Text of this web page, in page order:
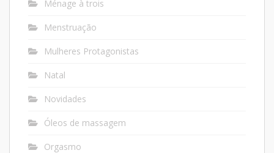
Ménage à trois
Menstruação
Mulheres Protagonistas
Natal
Novidades
Óleos de massagem
Orgasmo